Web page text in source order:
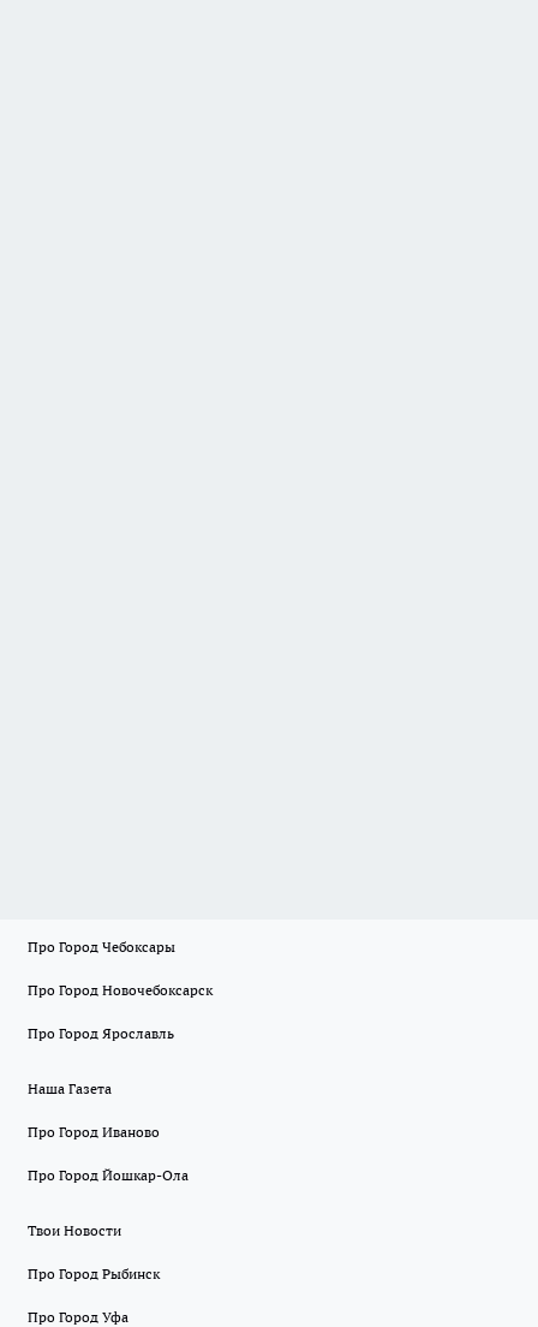
Про Город Чебоксары
Про Город Новочебоксарск
Про Город Ярославль
Наша Газета
Про Город Иваново
Про Город Йошкар-Ола
Твои Новости
Про Город Рыбинск
Про Город Уфа